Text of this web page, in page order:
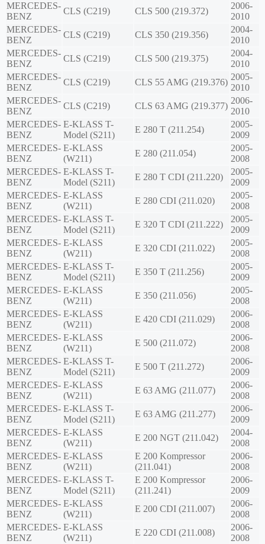
MERCEDES-
BENZ
CLS (C219) CLS 500 (219.372)
2006-
2010
MERCEDES-
BENZ
CLS (C219) CLS 350 (219.356)
2004-
2010
MERCEDES-
BENZ
CLS (C219) CLS 500 (219.375)
2004-
2010
MERCEDES-
BENZ
CLS (C219) CLS 55 AMG (219.376)
2005-
2010
MERCEDES-
BENZ
CLS (C219) CLS 63 AMG (219.377)
2006-
2010
MERCEDES-
BENZ
E-KLASS T-
Model (S211)
E 280 T (211.254)
2005-
2009
MERCEDES-
BENZ
E-KLASS
(W211)
E 280 (211.054)
2005-
2008
MERCEDES-
BENZ
E-KLASS T-
Model (S211)
E 280 T CDI (211.220)
2005-
2009
MERCEDES-
BENZ
E-KLASS
(W211)
E 280 CDI (211.020)
2005-
2008
MERCEDES-
BENZ
E-KLASS T-
Model (S211)
E 320 T CDI (211.222)
2005-
2009
MERCEDES-
BENZ
E-KLASS
(W211)
E 320 CDI (211.022)
2005-
2008
MERCEDES-
BENZ
E-KLASS T-
Model (S211)
E 350 T (211.256)
2005-
2009
MERCEDES-
BENZ
E-KLASS
(W211)
E 350 (211.056)
2005-
2008
MERCEDES-
BENZ
E-KLASS
(W211)
E 420 CDI (211.029)
2006-
2008
MERCEDES-
BENZ
E-KLASS
(W211)
E 500 (211.072)
2006-
2008
MERCEDES-
BENZ
E-KLASS T-
Model (S211)
E 500 T (211.272)
2006-
2009
MERCEDES-
BENZ
E-KLASS
(W211)
E 63 AMG (211.077)
2006-
2008
MERCEDES-
BENZ
E-KLASS T-
Model (S211)
E 63 AMG (211.277)
2006-
2009
MERCEDES-
BENZ
E-KLASS
(W211)
E 200 NGT (211.042)
2004-
2008
MERCEDES-
BENZ
E-KLASS
(W211)
E 200 Kompressor
(211.041)
2006-
2008
MERCEDES-
BENZ
E-KLASS T-
Model (S211)
E 200 Kompressor
(211.241)
2006-
2009
MERCEDES-
BENZ
E-KLASS
(W211)
E 200 CDI (211.007)
2006-
2008
MERCEDES-
BENZ
E-KLASS
(W211)
E 220 CDI (211.008)
2006-
2008